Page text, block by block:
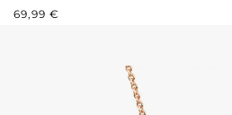
REGULÄRER PREIS:
69,99 €